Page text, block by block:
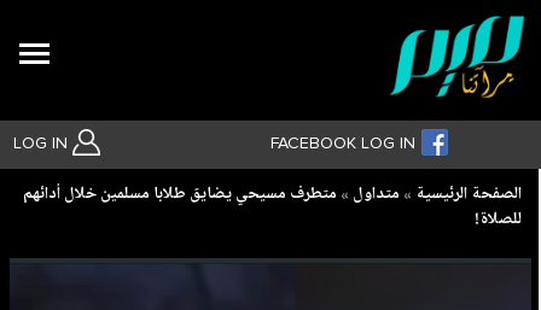
LOG IN FACEBOOK LOG IN
بحث متقدم
Breadcrumb
الصفحة الرئيسية متداول
متطرف مسيحي يضايق طلابا مسلمين خلال أدائهم
للصلاة!